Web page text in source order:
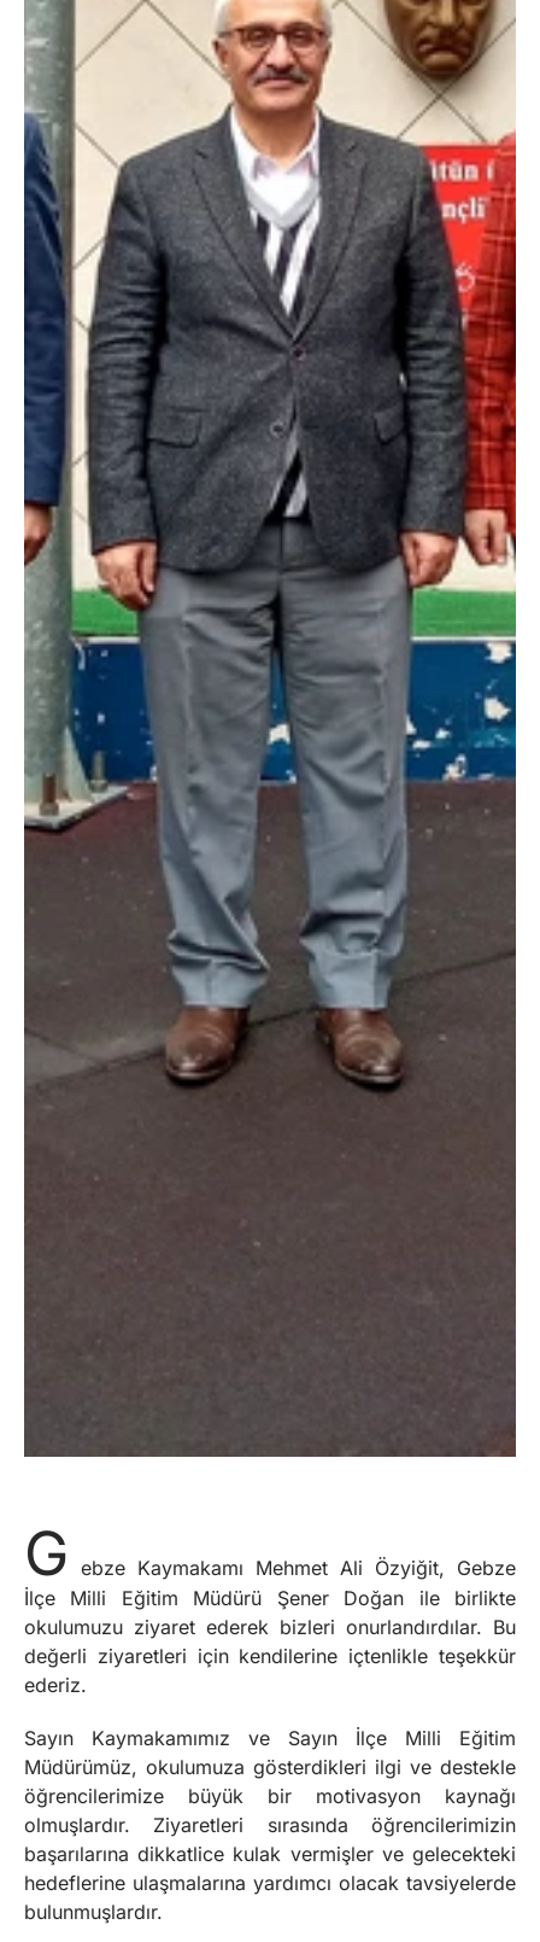
G ebze Kaymakamı Mehmet Ali Özyiğit, Gebze
İlçe Milli Eğitim Müdürü Şener Doğan ile birlikte
okulumuzu ziyaret ederek bizleri onurlandırdılar. Bu
değerli ziyaretleri için kendilerine içtenlikle teşekkür
ederiz.
Sayın Kaymakamımız ve Sayın İlçe Milli Eğitim
Müdürümüz, okulumuza gösterdikleri ilgi ve destekle
öğrencilerimize büyük bir motivasyon kaynağı
olmuşlardır. Ziyaretleri sırasında öğrencilerimizin
başarılarına dikkatlice kulak vermişler ve gelecekteki
hedeflerine ulaşmalarına yardımcı olacak tavsiyelerde
bulunmuşlardır.